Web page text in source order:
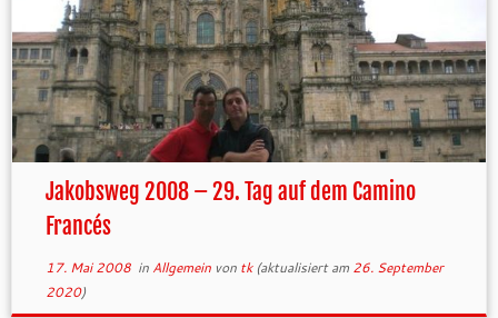
Jakobsweg 2008 – 29. Tag auf dem Camino
Francés
17. Mai 2008in Allgemein von tk(aktualisiert am 26. September
2020)